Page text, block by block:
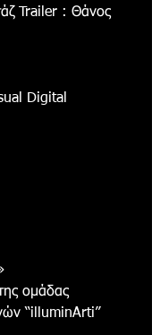
Trailer : Θάνος
Digital
ομάδας
“illuminArti”